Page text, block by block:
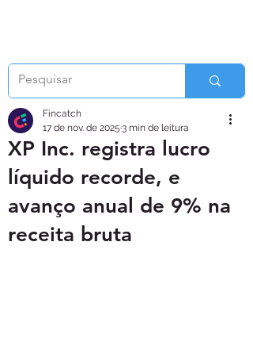
XP Inc. registra lucro
líquido recorde, e
avanço anual de 9% na
receita bruta
Fincatch
17 de nov. de 2025 3 min de leitura